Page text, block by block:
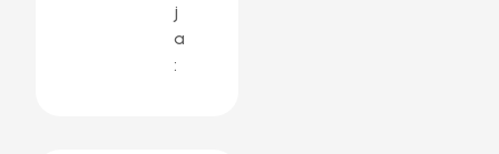
j
a
: